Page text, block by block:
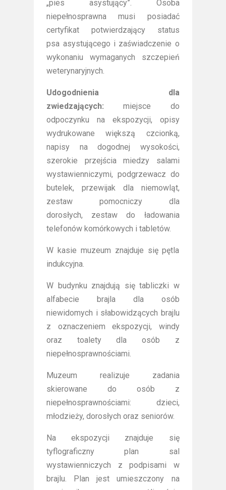
„pies asystujący”. Osoba
niepełnosprawna musi posiadać
certyfikat potwierdzający status
psa asystującego i zaświadczenie o
wykonaniu wymaganych szczepień
weterynaryjnych.
Udogodnienia dla
zwiedzających: miejsce do
odpoczynku na ekspozycji, opisy
wydrukowane większą czcionką,
napisy na dogodnej wysokości,
szerokie przejścia miedzy salami
wystawienniczymi, podgrzewacz do
butelek, przewijak dla niemowląt,
zestaw pomocniczy dla
dorosłych, zestaw do ładowania
telefonów komórkowych i tabletów.
W kasie muzeum znajduje się pętla
indukcyjna.
W budynku znajdują się tabliczki w
alfabecie brajla dla osób
niewidomych i słabowidzących brajlu
z oznaczeniem ekspozycji, windy
oraz toalety dla osób z
niepełnosprawnościami.
Muzeum realizuje zadania
skierowane do osób z
niepełnosprawnościami: dzieci,
młodzieży, dorosłych oraz seniorów.
Na ekspozycji znajduje się
tyflograficzny plan sal
wystawienniczych z podpisami w
brajlu. Plan jest umieszczony na